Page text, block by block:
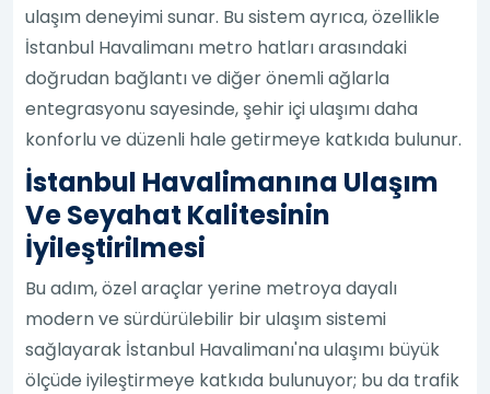
ulaşım deneyimi sunar. Bu sistem ayrıca, özellikle
İstanbul Havalimanı metro hatları arasındaki
doğrudan bağlantı ve diğer önemli ağlarla
entegrasyonu sayesinde, şehir içi ulaşımı daha
konforlu ve düzenli hale getirmeye katkıda bulunur.
İstanbul Havalimanına Ulaşım
Ve Seyahat Kalitesinin
İyileştirilmesi
Bu adım, özel araçlar yerine metroya dayalı
modern ve sürdürülebilir bir ulaşım sistemi
sağlayarak İstanbul Havalimanı'na ulaşımı büyük
ölçüde iyileştirmeye katkıda bulunuyor; bu da trafik